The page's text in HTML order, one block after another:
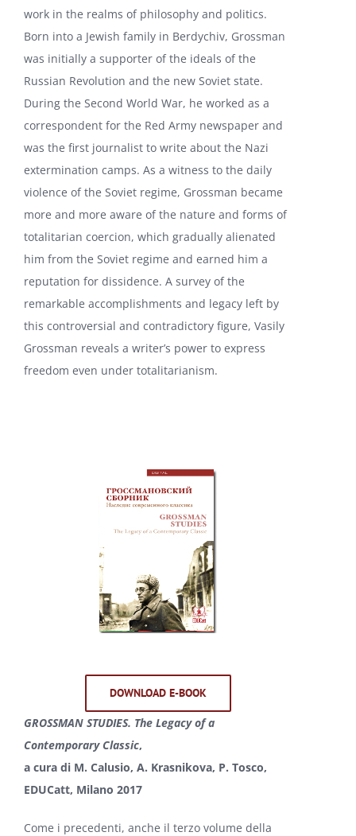
work in the realms of philosophy and politics.
Born into a Jewish family in Berdychiv, Grossman
was initially a supporter of the ideals of the
Russian Revolution and the new Soviet state.
During the Second World War, he worked as a
correspondent for the Red Army newspaper and
was the first journalist to write about the Nazi
extermination camps. As a witness to the daily
violence of the Soviet regime, Grossman became
more and more aware of the nature and forms of
totalitarian coercion, which gradually alienated
him from the Soviet regime and earned him a
reputation for dissidence. A survey of the
remarkable accomplishments and legacy left by
this controversial and contradictory figure, Vasily
Grossman reveals a writer’s power to express
freedom even under totalitarianism.
DOWNLOAD E-BOOK
GROSSMAN STUDIES. The Legacy of a
Contemporary Classic,
a cura di M. Calusio, A. Krasnikova, P. Tosco,
EDUCatt, Milano 2017
Come i precedenti, anche il terzo volume della